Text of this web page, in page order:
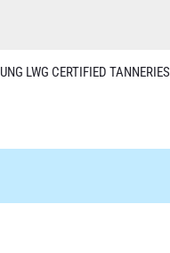
LWG CERTIFIED TANNERIES